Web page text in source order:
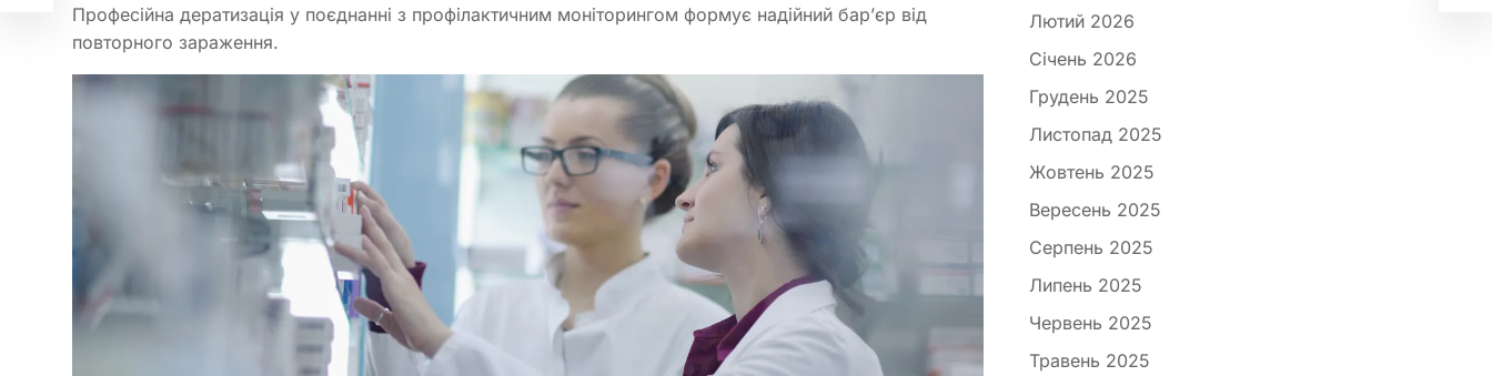
Професійна дератизація у поєднанні з профілактичним моніторингом формує надійний бар’єр від
повторного зараження.
Лютий 2026
Січень 2026
Грудень 2025
Листопад 2025
Жовтень 2025
Вересень 2025
Серпень 2025
Липень 2025
Червень 2025
Травень 2025